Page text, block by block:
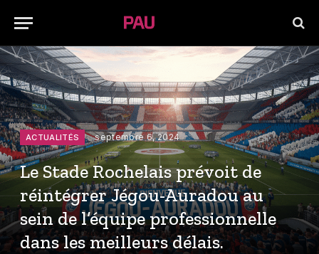
ACTUALITÉS septembre 6, 2024
Le Stade Rochelais prévoit de
réintégrer Jégou-Auradou au
sein de l’équipe professionnelle
dans les meilleurs délais.